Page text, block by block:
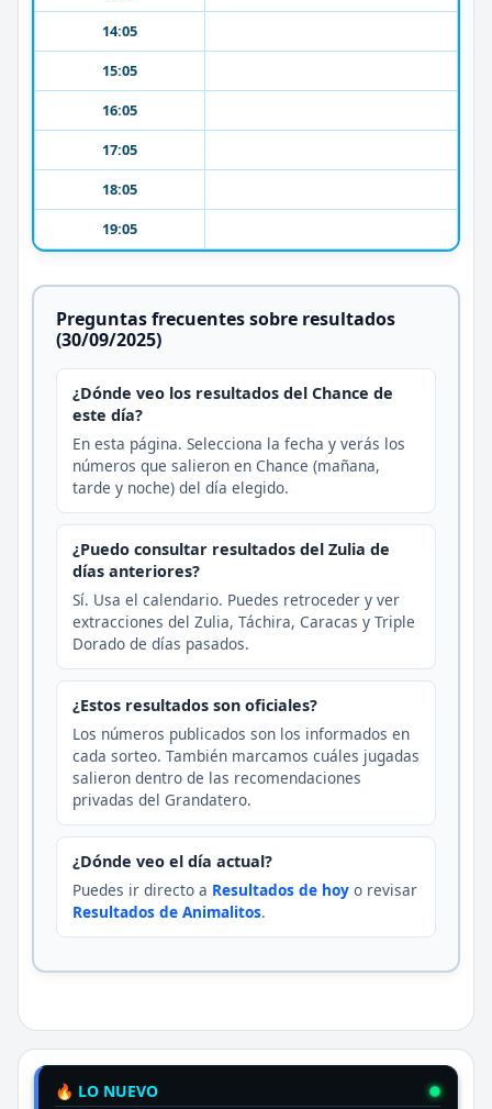
14:05
15:05
16:05
17:05
18:05
19:05
Preguntas frecuentes sobre resultados
(30/09/2025)
¿Dónde veo los resultados del Chance de
este día?
En esta página. Selecciona la fecha y verás los
números que salieron en Chance (mañana,
tarde y noche) del día elegido.
¿Puedo consultar resultados del Zulia de
días anteriores?
Sí. Usa el calendario. Puedes retroceder y ver
extracciones del Zulia, Táchira, Caracas y Triple
Dorado de días pasados.
¿Estos resultados son oficiales?
Los números publicados son los informados en
cada sorteo. También marcamos cuáles jugadas
salieron dentro de las recomendaciones
privadas del Grandatero.
¿Dónde veo el día actual?
Puedes ir directo a Resultados de hoy o revisar
Resultados de Animalitos.
🔥 LO NUEVO